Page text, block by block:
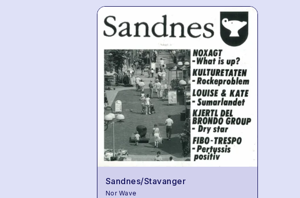
Sandnes/Stavanger
Nor Wave